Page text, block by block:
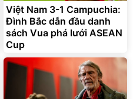
Việt Nam 3-1 Campuchia:
Đình Bắc dẫn đầu danh
sách Vua phá lưới ASEAN
Cup